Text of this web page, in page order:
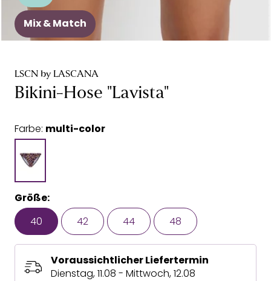
Mix & Match
LSCN by LASCANA
Bikini-Hose "Lavista"
Farbe: multi-color
Größe:
40
42 44 48
Voraussichtlicher Liefertermin
Dienstag, 11.08 - Mittwoch, 12.08